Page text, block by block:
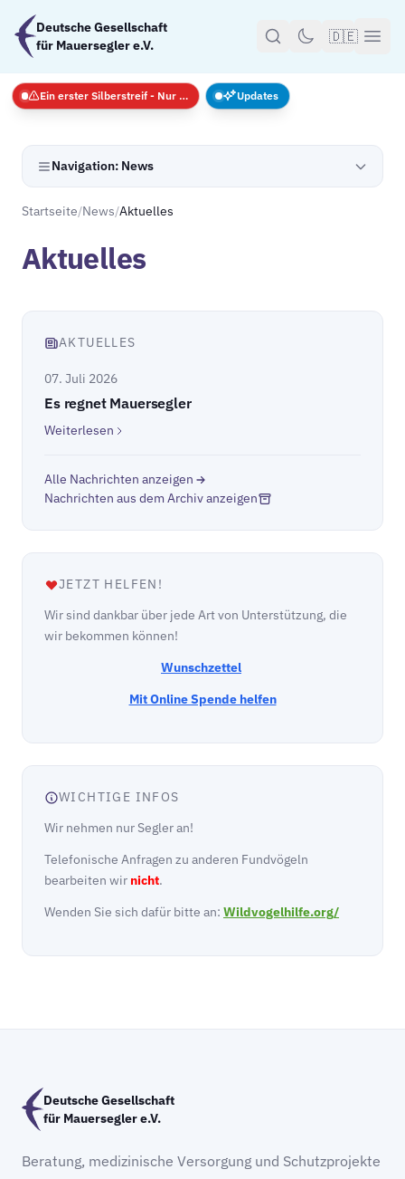
Zum Hauptinhalt springen
Deutsche Gesellschaft
für Mauersegler e.V.
🇩🇪
Navigation: News
Startseite/News/Aktuelles
Aktuelles
AKTUELLES
07. Juli 2026
Es regnet Mauersegler
Weiterlesen
Alle Nachrichten anzeigen
Nachrichten aus dem Archiv anzeigen
JETZT HELFEN!
Wir sind dankbar über jede Art von Unterstützung, die
wir bekommen können!
Wunschzettel
Mit Online Spende helfen
WICHTIGE INFOS
Wir nehmen nur Segler an!
Telefonische Anfragen zu anderen Fundvögeln
bearbeiten wir nicht.
Wenden Sie sich dafür bitte an: Wildvogelhilfe.org/
Deutsche Gesellschaft
für Mauersegler e.V.
Beratung, medizinische Versorgung und Schutzprojekte
Ein erster Silberstreif - Nur Notfälle Updates